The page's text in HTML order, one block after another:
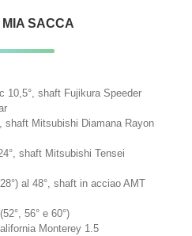
MIA SACCA
10,5°, shaft Fujikura Speeder
shaft Mitsubishi Diamana Rayon
shaft Mitsubishi Tensei
al 48°, shaft in acciao AMT
56° e 60°)
Monterey 1.5